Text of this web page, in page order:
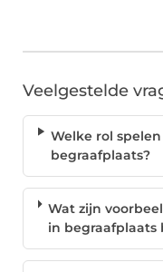
Veelgestelde
Welke rol
begraafplaats?
Wat zijn
in begraafplaats